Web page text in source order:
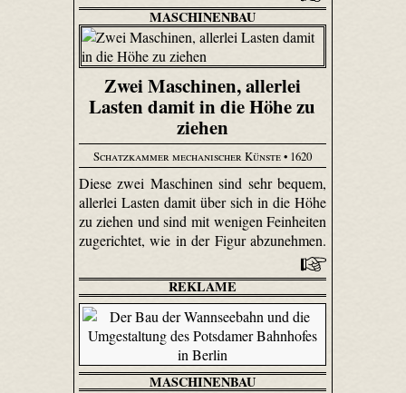
MASCHINENBAU
Zwei Maschinen, allerlei
Lasten damit in die Höhe zu
ziehen
Schatzkammer mechanischer Künste• 1620
Diese zwei Maschinen sind sehr bequem,
allerlei Lasten damit über sich in die Höhe
zu ziehen und sind mit wenigen Feinheiten
zugerichtet, wie in der Figur abzunehmen.
REKLAME
MASCHINENBAU